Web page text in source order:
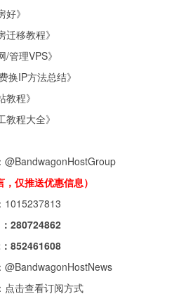
好》
迁移教程》
/管理VPS》
换IP方法总结》
教程》
教程大全》
： @BandwagonHostGroup
仅推送优惠信息）
： 1015237813
280724862
852461608
： @BandwagonHostNews
： 点击查看订阅方式